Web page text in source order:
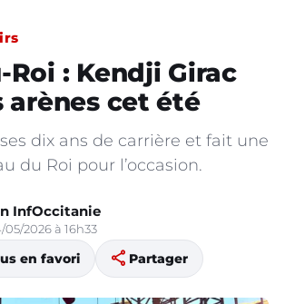
Roi : Kendji Girac
arènes cet été
dix ans de carrière et fait une
du Roi pour l’occasion.
InfOccitanie
05/2026 à 16h33
en favori share Partager